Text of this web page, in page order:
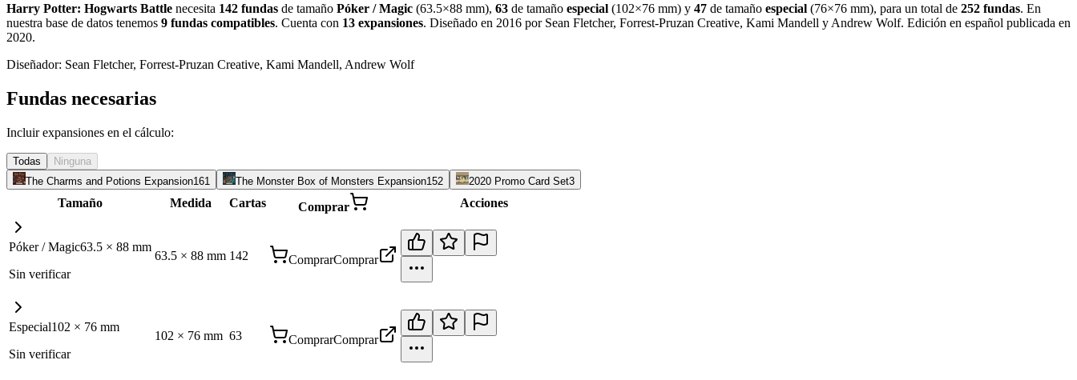
Harry Potter: Hogwarts Battle necesita 142 fundas de tamaño Póker / Magic (63.5×88 mm), 63 de tamaño especial (102×76 mm) y 47 de tamaño especial (76×76 mm), para un total de 252 fundas. En
nuestra base de datos tenemos 9 fundas compatibles. Cuenta con 13 expansiones. Diseñado en 2016 por Sean Fletcher, Forrest-Pruzan Creative, Kami Mandell y Andrew Wolf. Edición en español publicada en
2020.
Diseñador: Sean Fletcher, Forrest-Pruzan Creative, Kami Mandell, Andrew Wolf
Fundas necesarias
Incluir expansiones en el cálculo:
Todas
Ninguna
The Charms and Potions Expansion161 The Monster Box of Monsters Expansion152 2020 Promo Card Set3
Tamaño Medida Cartas Comprar Acciones
Póker / Magic63.5 × 88 mm
Sin verificar
63.5 × 88 mm 142 ComprarComprar
Especial102 × 76 mm
Sin verificar
102 × 76 mm 63 ComprarComprar